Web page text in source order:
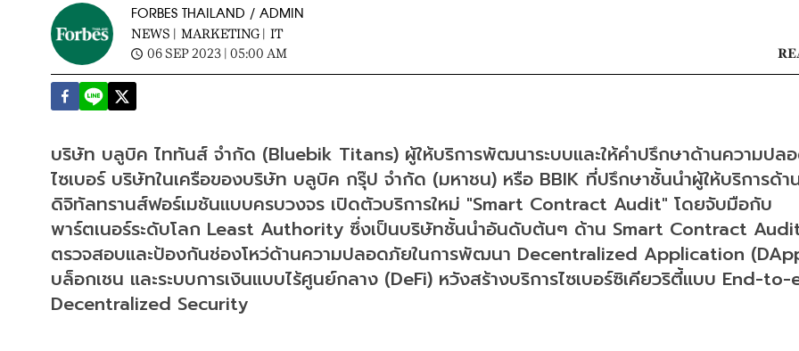
FORBES THAILAND / ADMIN
NEWS | MARKETING | IT
06 SEP 2023 | 05:00 AM
บริษัท บลูบิค ไททันส์ จำกัด (Bluebik Titans) ผู้ให้บริการพัฒนาระบบและให้คำปรึกษาด้านความปล
ไซเบอร์ บริษัทในเครือของบริษัท บลูบิค กรุ๊ป จำกัด (มหาชน) หรือ BBIK ที่ปรึกษาชั้นนำผู้ให้บริการด้า
ดิจิทัลทรานส์ฟอร์เมชันแบบครบวงจร เปิดตัวบริการใหม่ "Smart Contract Audit" โดยจับมือกับ
พาร์ตเนอร์ระดับโลก Least Authority ซึ่งเป็นบริษัทชั้นนำอันดับต้นๆ ด้าน Smart Contract
ตรวจสอบและป้องกันช่องโหว่ด้านความปลอดภัยในการพัฒนา Decentralized Application
บล็อกเชน และระบบการเงินแบบไร้ศูนย์กลาง (DeFi) หวังสร้างบริการไซเบอร์ซิเคียวริตี้แบบ End-to-
Decentralized Security